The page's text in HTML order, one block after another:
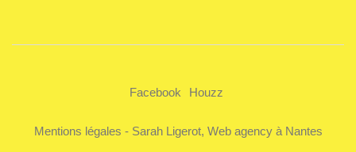
Facebook Houzz
Mentions légales - Sarah Ligerot, Web agency à Nantes